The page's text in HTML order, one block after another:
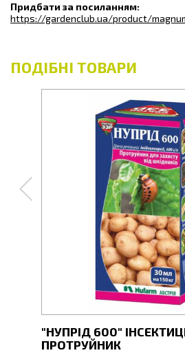
Придбати за посиланням:
https://gardenclub.ua/product/
ПОДІБНІ ТОВАРИ
"НУПРІД 600"
ПРОТРУЙНИК